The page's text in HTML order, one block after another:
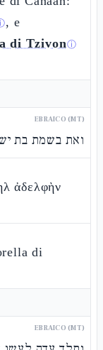
, e
di Tzivonⓘ
EBRAICO (MT)
ואת בשמת בת
ἀδελφὴν
di
EBRAICO (MT)